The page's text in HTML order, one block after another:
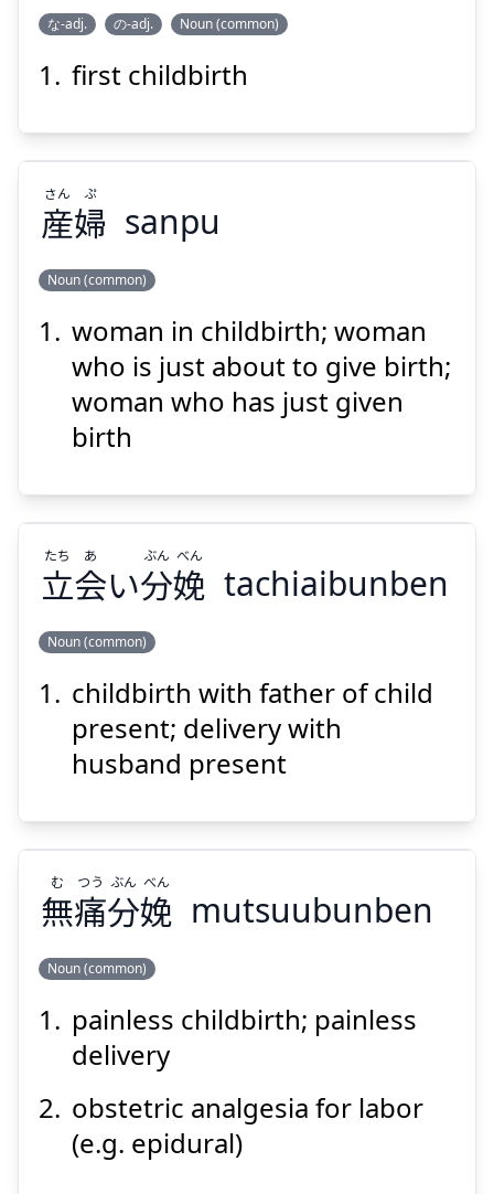
ざん
Suspend
な-adj. の-adj. Noun (common)
first childbirth
産
婦
さん
ぷ
Suspend
産婦
さん ぷ
sanpu
Noun (common)
woman in childbirth; woman
who is just about to give birth;
woman who has just given
birth
立
会
い
分
娩
たち
あ
ぶん
べん
Show answer
Suspend
立会い分娩
たち あ ぶん べん
tachiaibunben
Noun (common)
childbirth with father of child
present; delivery with
husband present
む
つう
ぶん
べん
無痛分娩
む つう ぶん べん
mutsuubunben
Noun (common)
painless childbirth; painless
delivery
obstetric analgesia for labor
(e.g. epidural)